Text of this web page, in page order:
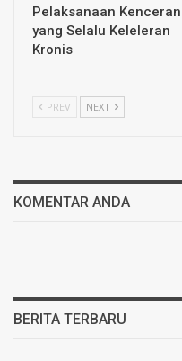
Pelaksanaan Kenceran
yang Selalu Keleleran
Kronis
PREV NEXT
KOMENTAR ANDA
BERITA TERBARU